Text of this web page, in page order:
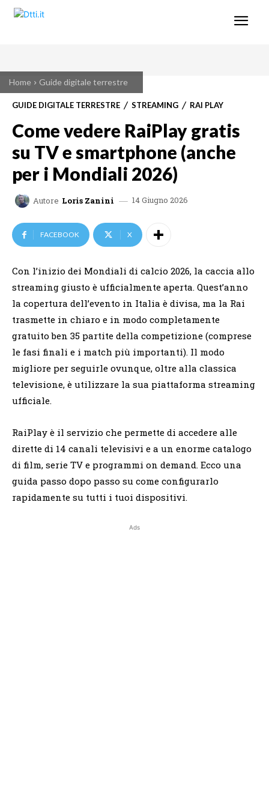
Home Guide digitale terrestre
GUIDE DIGITALE TERRESTRE STREAMING RAI PLAY
Come vedere RaiPlay gratis
su TV e smartphone (anche
per i Mondiali 2026)
Autore Loris Zanini 14 Giugno 2026
FACEBOOK X
Con l’inizio dei Mondiali di calcio 2026, la caccia allo
streaming giusto è ufficialmente aperta. Quest’anno
la copertura dell’evento in Italia è divisa, ma la Rai
trasmette in chiaro e in modo completamente
gratuito ben 35 partite della competizione (comprese
le fasi finali e i match più importanti). Il modo
migliore per seguirle ovunque, oltre alla classica
televisione, è utilizzare la sua piattaforma streaming
ufficiale.
RaiPlay è il servizio che permette di accedere alle
dirette di 14 canali televisivi e a un enorme catalogo
di film, serie TV e programmi on demand. Ecco una
guida passo dopo passo su come configurarlo
rapidamente su tutti i tuoi dispositivi.
Ads